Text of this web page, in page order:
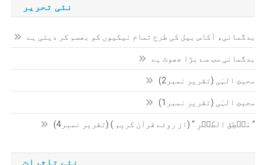
نئی تحریر
بدگمانی، آکاس بیل کی طرح تمام نیکیوں کو بھسم کر دیتی ہے
بدگمانی سب سے بڑا جھوٹ ہے
محبتِ الہٰی (تقریر نمبر2)
محبتِ الہٰی (تقریر نمبر1)
” مَنۡطِقَ الطَّیۡرِ “ (از روئے قرآن کریم ) (تقریر نمبر4)
نئے تاثرات